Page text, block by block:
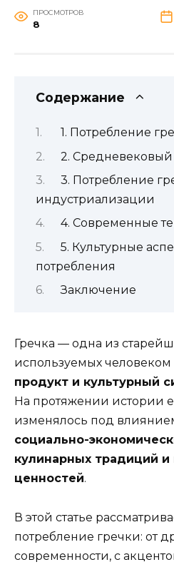
ПРОСМОТРОВ
8
Содержание
1. Потребление
2.
3. Потребление
индустриализации
4. Современные
5. Культурные
потребления
Заключение
Гречка — одна из
используемых человеком
продукт и культурный
На протяжении истории
изменялось под
социально-
кулинарных традиций и
ценностей.
В этой статье
потребление гречки: от
современности, с